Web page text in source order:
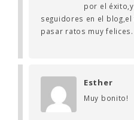
por el
seguidores en el
pasar ratos muy felices.
Esther
Muy bonito!